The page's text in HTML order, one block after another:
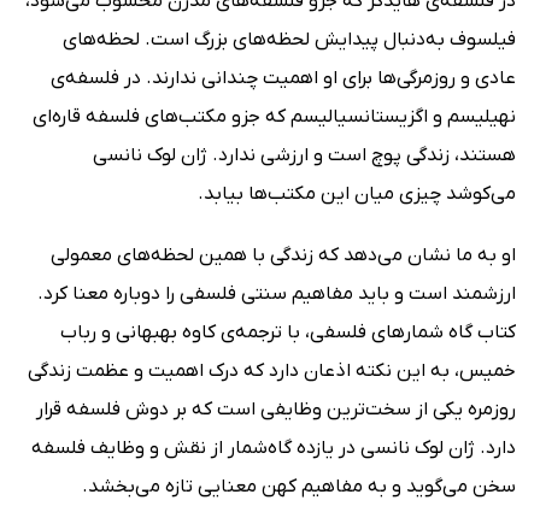
فیلسوف به‌دنبال پیدایش لحظه‌های بزرگ است. لحظه‌های
عادی و روزمرگی‌ها برای او اهمیت چندانی ندارند. در فلسفه‌ی
نهیلیسم و اگزیستانسیالیسم که جزو مکتب‌های فلسفه قاره‌ای
هستند، زندگی پوچ است و ارزشی ندارد. ژان لوک نانسی
می‌کوشد چیزی میان این مکتب‌ها بیابد.
او به ما نشان می‌دهد که زندگی با همین لحظه‌های معمولی
ارزشمند است و باید مفاهیم سنتی فلسفی را دوباره معنا کرد.
کتاب گاه شمارهای فلسفی، با ترجمه‌ی کاوه بهبهانی و رباب
خمیس، به این نکته اذعان دارد که درک اهمیت و عظمت زندگی
روزمره یکی از سخت‌ترین وظایفی است که بر دوش فلسفه قرار
دارد. ژان لوک نانسی در یازده گاه‌شمار از نقش و وظایف فلسفه
سخن می‌گوید و به مفاهیم کهن معنایی تازه می‌بخشد.